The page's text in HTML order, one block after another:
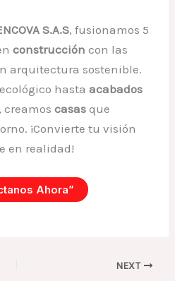
S.A.S, fusionamos 5
construcción con las
arquitectura sostenible.
ecológico hastaacabados
creamoscasas que
¡Convierte tu visión
en realidad!
Ahora”
NEXT